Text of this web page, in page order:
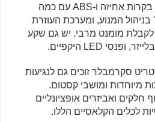
אוויר בצמיגים (אופציונלי), בקרות אחיזה ו-ABS עם כמה
המנוע, ומערכת העוזרת
מומנט מרבי. יש גם שקע
סקרמבלר זוכים גם לנגיעות
מיוחדות ומושבי קסטום.
חלקים ואביזרים אופציונליים
לכלים הקלאסיים הללו.